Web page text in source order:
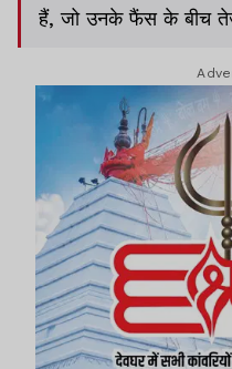
हैं, जो उनके फैंस के बीच
शुभकामनाएं दे रहे हैं.